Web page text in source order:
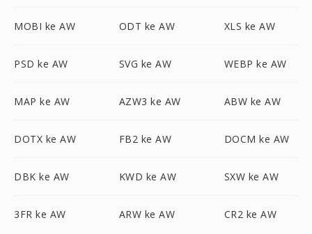
MOBI ke AW ODT ke AW XLS ke AW
PSD ke AW SVG ke AW WEBP ke AW
MAP ke AW AZW3 ke AW ABW ke AW
DOTX ke AW FB2 ke AW DOCM ke AW
DBK ke AW KWD ke AW SXW ke AW
3FR ke AW ARW ke AW CR2 ke AW